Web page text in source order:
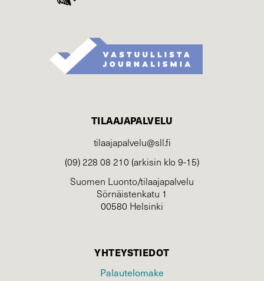
TILAAJAPALVELU
tilaajapalvelu@sll.fi
(09) 228 08 210 (arkisin klo 9-15)
Suomen Luonto/tilaajapalvelu
Sörnäistenkatu 1
00580 Helsinki
YHTEYSTIEDOT
Palautelomake